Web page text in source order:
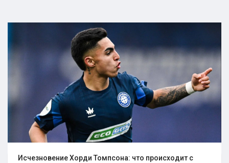
Исчезновение Хорди Томпсона: что происходит с